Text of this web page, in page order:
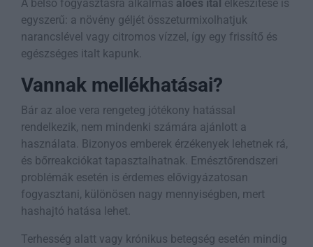
A belső fogyasztásra alkalmas aloés ital elkészítése is
egyszerű: a növény géljét összeturmixolhatjuk
narancslével vagy citromos vízzel, így egy frissítő és
egészséges italt kapunk.
Vannak mellékhatásai?
Bár az aloe vera rengeteg jótékony hatással
rendelkezik, nem mindenki számára ajánlott a
használata. Bizonyos emberek érzékenyek lehetnek rá,
és bőrreakciókat tapasztalhatnak. Emésztőrendszeri
problémák esetén is érdemes elővigyázatosan
fogyasztani, különösen nagy mennyiségben, mert
hashajtó hatása lehet.
Terhesség alatt vagy krónikus betegség esetén mindig